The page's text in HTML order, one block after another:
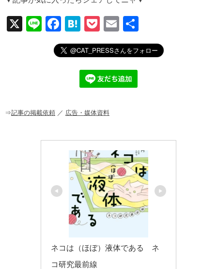
X
Li
F
a
c
o
H
at
e
n
a
P
o
ck
et
E
m
ail
有
⇒記事の掲載依頼 ／ 広告・媒体資料
ネコは（ほぼ）液体である　ネ
コ研究最前線